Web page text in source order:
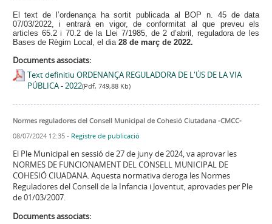
El text de l’ordenança ha sortit publicada al BOP n. 45 de data
07/03/2022, i entrarà en vigor, de conformitat al que preveu els
articles 65.2 i 70.2 de la Llei 7/1985, de 2 d’abril, reguladora de les
Bases de Règim Local, el dia 28 de març de 2022.
Documents associats:
Text definitiu ORDENANÇA REGULADORA DE L'ÚS DE LA VIA
PÚBLICA - 2022(Pdf, 749,88 Kb)
Normes reguladores del Consell Municipal de Cohesió Ciutadana -CMCC-
08/07/2024 12:35- Registre de publicació
El Ple Municipal en sessió de 27 de juny de 2024, va aprovar les
NORMES DE FUNCIONAMENT DEL CONSELL MUNICIPAL DE
COHESIÓ CIUADANA. Aquesta normativa deroga les Normes
Reguladores del Consell de la Infancia i Joventut, aprovades per Ple
de 01/03/2007.
Documents associats: